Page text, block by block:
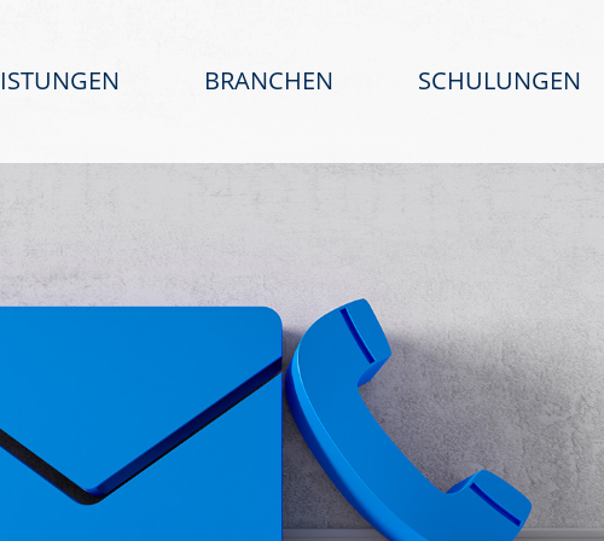
BRANCHEN SCHULUNGEN